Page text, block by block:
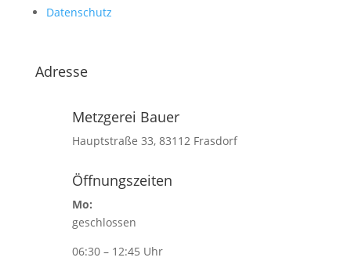
Datenschutz
Adresse
Metzgerei Bauer
Hauptstraße 33, 83112 Frasdorf
Öffnungszeiten
Mo:
geschlossen
06:30 – 12:45 Uhr